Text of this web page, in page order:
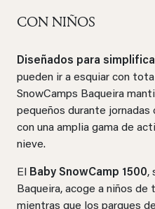
CON NIÑOS
Diseñados para
pueden ir a esquiar con
SnowCamps Baqueira
pequeños durante
con una amplia gama de
nieve.
El Baby SnowCamp 1500,
Baqueira, acoge a niños
mientras que los parques de